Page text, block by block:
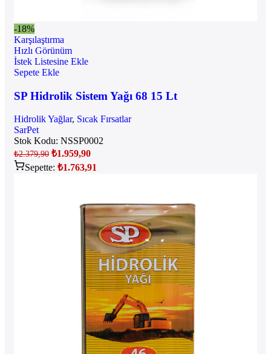
-18%
Karşılaştırma
Hızlı Görünüm
İstek Listesine Ekle
Sepete Ekle
SP Hidrolik Sistem Yağı 68 15 Lt
Hidrolik Yağlar, Sıcak Fırsatlar
SarPet
Stok Kodu: NSSP0002
₺2.379,90 ₺1.959,90
Sepette: ₺1.763,91